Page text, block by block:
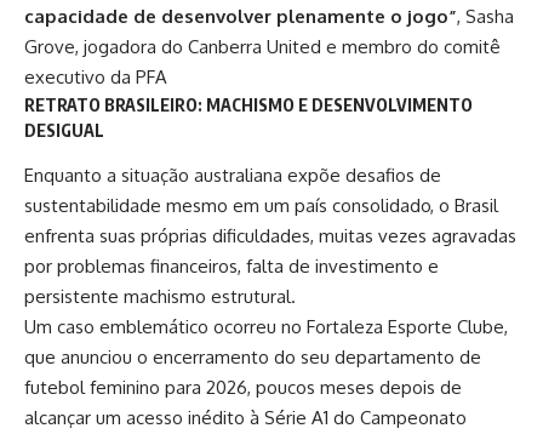
capacidade de desenvolver plenamente o jogo”, Sasha
Grove, jogadora do Canberra United e membro do comitê
executivo da PFA
RETRATO BRASILEIRO: MACHISMO E DESENVOLVIMENTO
DESIGUAL
Enquanto a situação australiana expõe desafios de
sustentabilidade mesmo em um país consolidado, o Brasil
enfrenta suas próprias dificuldades, muitas vezes agravadas
por problemas financeiros, falta de investimento e
persistente machismo estrutural.
Um caso emblemático ocorreu no Fortaleza Esporte Clube,
que anunciou o encerramento do seu departamento de
futebol feminino para 2026, poucos meses depois de
alcançar um acesso inédito à Série A1 do Campeonato